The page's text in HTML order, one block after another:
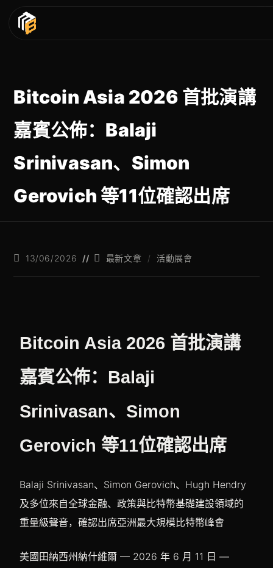
Bitcoin Asia 2026 首批演講
嘉賓公佈：Balaji
Srinivasan、Simon
Gerovich 等11位確認出席
13/06/2026 最新文章 / 活動展會
Bitcoin Asia 2026 首批演講
嘉賓公佈：Balaji
Srinivasan、Simon
Gerovich 等11位確認出席
Balaji Srinivasan、Simon Gerovich、Hugh Hendry
及多位來自全球金融、政策與比特幣基礎建設領域的
重量級聲音，確認出席亞洲最大規模比特幣峰會
美國田納西州納什維爾 — 2026 年 6 月 11 日 —